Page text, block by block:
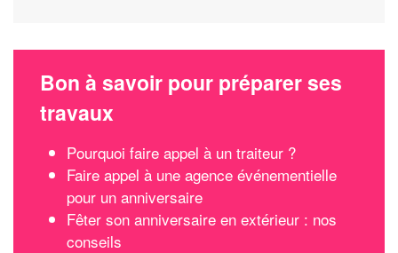
Bon à savoir pour préparer ses
travaux
Pourquoi faire appel à un traiteur ?
Faire appel à une agence événementielle
pour un anniversaire
Fêter son anniversaire en extérieur : nos
conseils